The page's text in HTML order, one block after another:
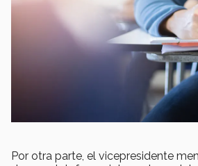
Por otra parte, el vicepresidente